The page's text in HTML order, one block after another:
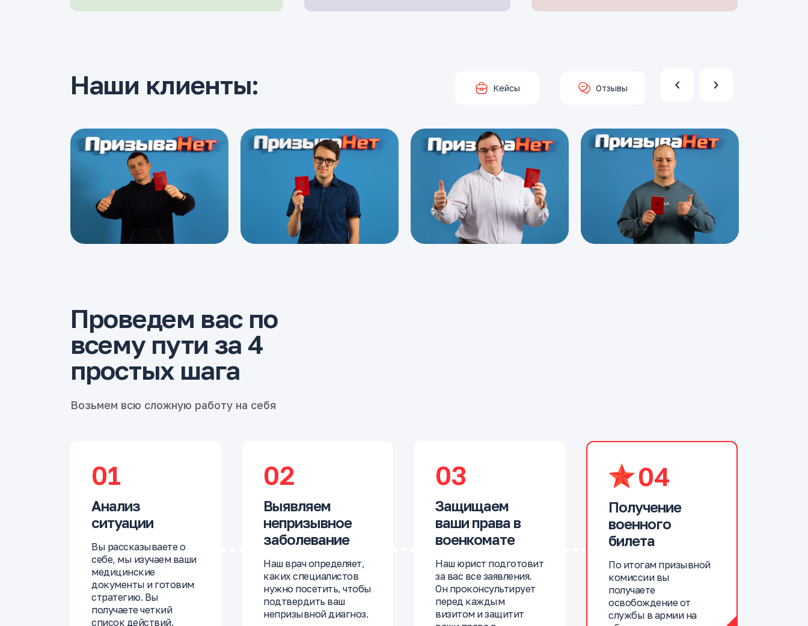
Наши клиенты: Кейсы Отзывы
Проведем вас по
всему пути за 4
простых шага
Возьмем всю сложную работу на себя
01
Анализ
ситуации
Вы рассказываете о
себе, мы изучаем ваши
медицинские
документы и готовим
стратегию. Вы
получаете четкий
список действий.
02
Выявляем
непризывное
заболевание
Наш врач определяет,
каких специалистов
нужно посетить, чтобы
подтвердить ваш
непризывной диагноз.
03
Защищаем
ваши права в
военкомате
Наш юрист подготовит
за вас все заявления.
Он проконсультирует
перед каждым
визитом и защитит
04
Получение
военного
билета
По итогам призывной
комиссии вы
получаете
освобождение от
службы в армии на